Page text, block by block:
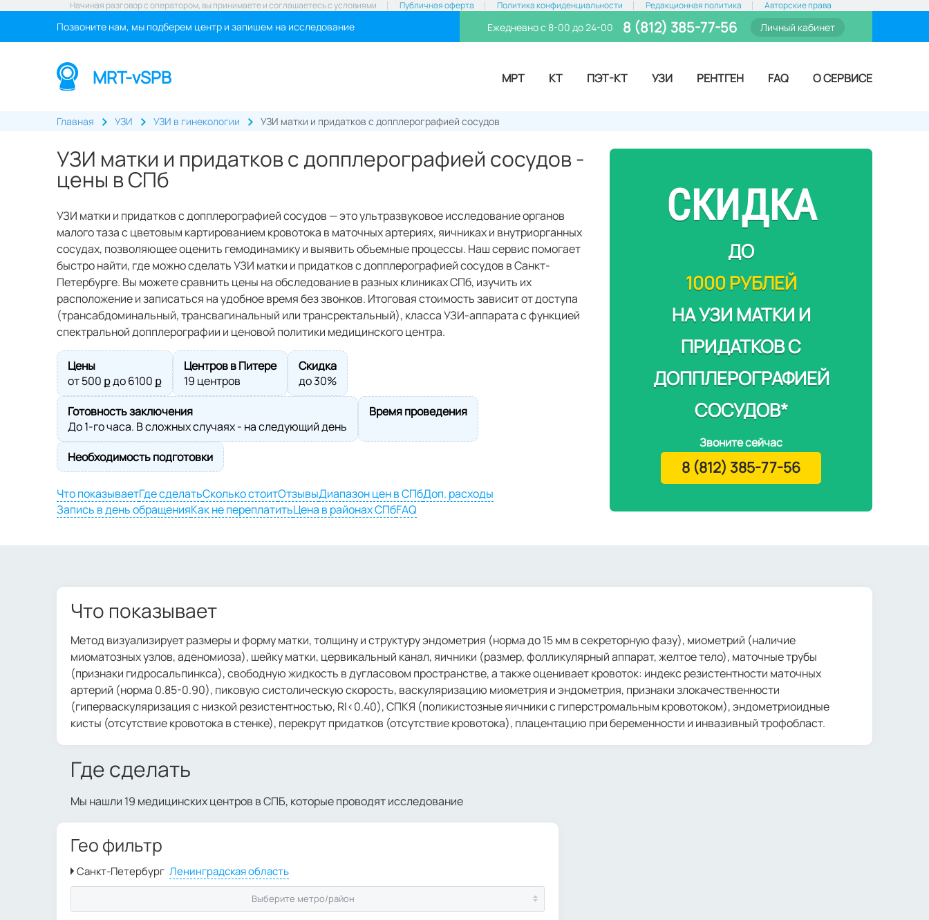
Начиная разговор с оператором, вы принимаете и соглашаетесь с условиями Публичная оферта Политика конфиденциальности Редакционная политика Авторские права
Позвоните нам, мы подберем центр и запишем на исследование Ежедневно с 8-00 до 24-00 8 (812) 385-77-56 Личный кабинет
MRT-vSPB МРТ КТ ПЭТ-КТ УЗИ РЕНТГЕН FAQ О СЕРВИСЕ
Главная УЗИ УЗИ в гинекологии УЗИ матки и придатков с допплерографией сосудов
УЗИ матки и придатков с допплерографией сосудов -
цены в СПб
УЗИ матки и придатков с допплерографией сосудов — это ультразвуковое исследование органов
малого таза с цветовым картированием кровотока в маточных артериях, яичниках и внутриорганных
сосудах, позволяющее оценить гемодинамику и выявить объемные процессы. Наш сервис помогает
быстро найти, где можно сделать УЗИ матки и придатков с допплерографией сосудов в Санкт-
Петербурге. Вы можете сравнить цены на обследование в разных клиниках СПб, изучить их
расположение и записаться на удобное время без звонков. Итоговая стоимость зависит от доступа
(трансабдоминальный, трансвагинальный или трансректальный), класса УЗИ-аппарата с функцией
спектральной допплерографии и ценовой политики медицинского центра.
Цены
от500 ք до6100 ք
Центров в Питере
19 центров
Скидка
до 30%
Готовность заключения
До 1-го часа. В сложных случаях - на следующий день
Время проведения
Необходимость подготовки
Что показываетГде сделатьСколько стоитОтзывыДиапазон цен в СПбДоп. расходы
Запись в день обращенияКак не переплатитьЦена в районах СПбFAQ
СКИДКА
ДО
1000 РУБЛЕЙ
НА УЗИ МАТКИ И
ПРИДАТКОВ С
ДОППЛЕРОГРАФИЕЙ
СОСУДОВ*
Звоните сейчас
8 (812) 385-77-56
Что показывает
Метод визуализирует размеры и форму матки, толщину и структуру эндометрия (норма до 15 мм в секреторную фазу), миометрий (наличие
миоматозных узлов, аденомиоза), шейку матки, цервикальный канал, яичники (размер, фолликулярный аппарат, желтое тело), маточные трубы
(признаки гидросальпинкса), свободную жидкость в дугласовом пространстве, а также оценивает кровоток: индекс резистентности маточных
артерий (норма 0.85-0.90), пиковую систолическую скорость, васкуляризацию миометрия и эндометрия, признаки злокачественности
(гиперваскуляризация с низкой резистентностью, RI<0.40), СПКЯ (поликистозные яичники с гиперстромальным кровотоком), эндометриоидные
кисты (отсутствие кровотока в стенке), перекрут придатков (отсутствие кровотока), плацентацию при беременности и инвазивный трофобласт.
Где сделать
Мы нашли 19 медицинских центров в СПБ, которые проводят исследование
Гео фильтр
Выберите метро/район